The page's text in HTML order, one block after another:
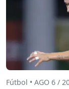
Fútbol • AGO 6 /